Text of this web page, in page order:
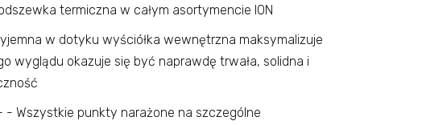
termiczna w całym asortymencie ION
w dotyku wyściółka wewnętrzna maksymalizuje
wyglądu okazuje się być naprawdę trwała, solidna i
- Wszystkie punkty narażone na szczególne